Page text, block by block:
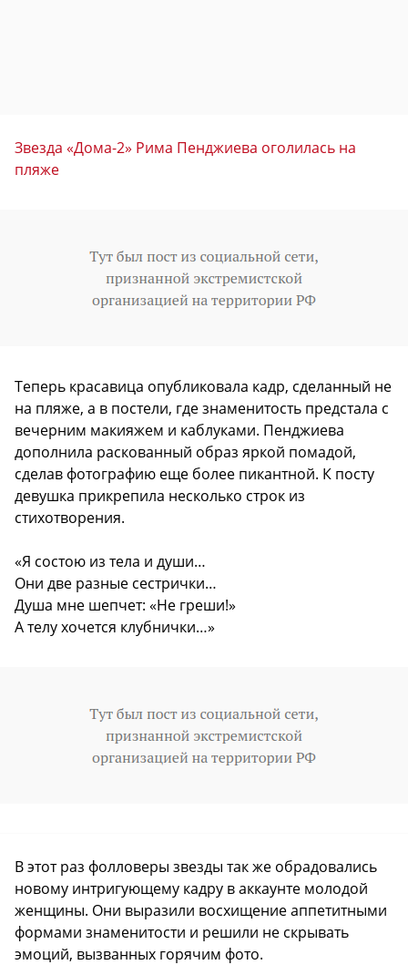
Звезда «Дома-2» Рима Пенджиева оголилась на
пляже
Теперь красавица опубликовала кадр, сделанный не
на пляже, а в постели, где знаменитость предстала с
вечерним макияжем и каблуками. Пенджиева
дополнила раскованный образ яркой помадой,
сделав фотографию еще более пикантной. К посту
девушка прикрепила несколько строк из
стихотворения.
«Я состою из тела и души…
Они две разные сестрички…
Душа мне шепчет: «Не греши!»
А телу хочется клубнички…»
В этот раз фолловеры звезды так же обрадовались
новому интригующему кадру в аккаунте молодой
женщины. Они выразили восхищение аппетитными
формами знаменитости и решили не скрывать
эмоций, вызванных горячим фото.